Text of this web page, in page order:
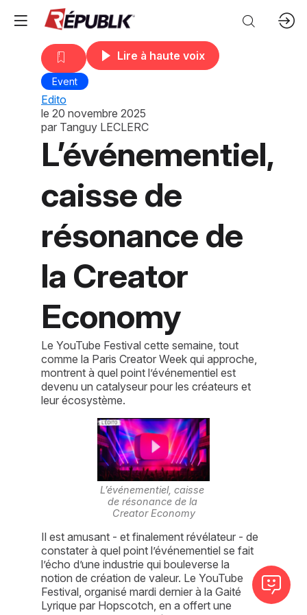
Lire à haute voix
Event
Edito
le 20 novembre 2025
par Tanguy LECLERC
L’événementiel,
caisse de
résonance de
la Creator
Economy
Le YouTube Festival cette semaine, tout
comme la Paris Creator Week qui approche,
montrent à quel point l’événementiel est
devenu un catalyseur pour les créateurs et
leur écosystème.
L’événementiel, caisse
de résonance de la
Creator Economy
Il est amusant - et finalement révélateur - de
constater à quel point l’événementiel se fait
l’écho d’une industrie qui bouleverse la
notion de création de valeur. Le YouTube
Festival, organisé mardi dernier à la Gaité
Lyrique par Hopscotch, en a offert une